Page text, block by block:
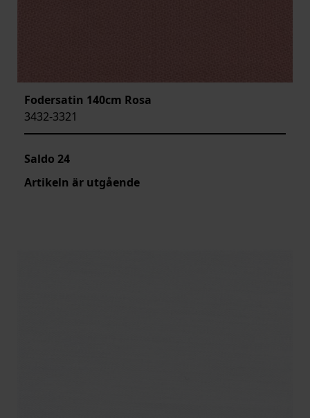
Fodersatin 140cm Rosa
3432-3321
Saldo 24
Artikeln är utgående